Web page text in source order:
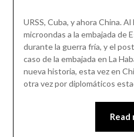
URSS, Cuba, y ahora China.
microondas a la embajada de
durante la guerra fría, y el
caso de la embajada en La
nueva historia, esta vez en
otra vez por diplomáticos
Read